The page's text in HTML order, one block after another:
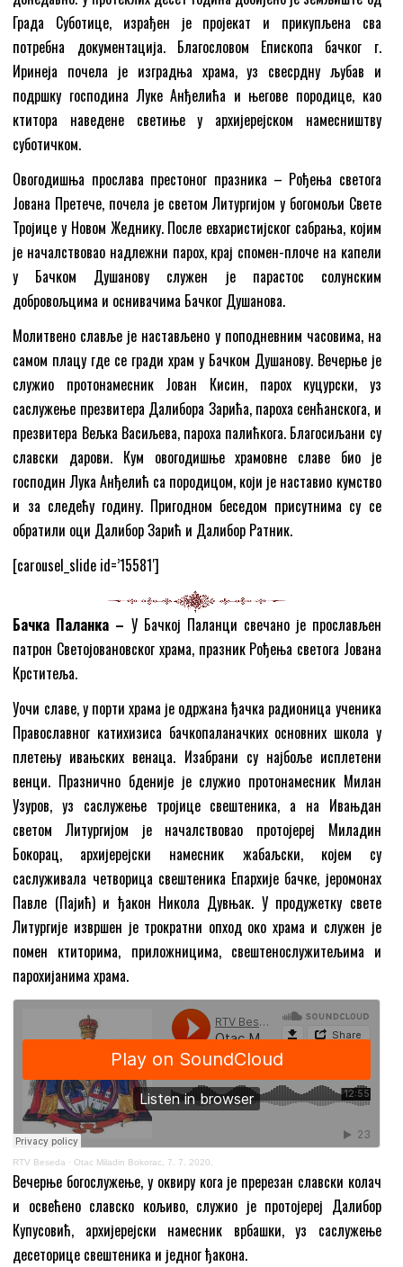
Града Суботице, израђен је пројекат и прикупљена сва
потребна документација. Благословом Епископа бачког г.
Иринеја почела је изградња храма, уз свесрдну љубав и
подршку господина Луке Анђелића и његове породице, као
ктитора наведене светиње у архијерејском намесништву
суботичком.
Овогодишња прослава престоног празника – Рођења светога
Јована Претече, почела је светом Литургијом у богомољи Свете
Тројице у Новом Жеднику. После евхаристијског сабрања, којим
је началствовао надлежни парох, крај спомен-плоче на капели
у Бачком Душанову служен је парастос солунским
добровољцима и оснивачима Бачког Душанова.
Молитвено славље је настављено у поподневним часовима, на
самом плацу где се гради храм у Бачком Душанову. Вечерње је
служио протонамесник Јован Кисин, парох куцурски, уз
саслужење презвитера Далибора Зарића, пароха сенћанскога, и
презвитера Вељка Васиљева, пароха палићкога. Благосиљани су
славски дарови. Кум овогодишње храмовне славе био је
господин Лука Анђелић са породицом, који је наставио кумство
и за следећу годину. Пригодном беседом присутнима су се
обратили оци Далибор Зарић и Далибор Ратник.
[carousel_slide id=’15581′]
Бачка Паланка – У Бачкој Паланци свечано је прослављен
патрон Светојовановског храма, празник Рођења светога Јована
Крститеља.
Уочи славе, у порти храма је одржана ђачка радионица ученика
Православног катихизиса бачкопаланачких основних школа у
плетењу ивањских венаца. Изабрани су најбоље исплетени
венци. Празнично бденије је служио протонамесник Милан
Узуров, уз саслужење тројице свештеника, а на Ивањдан
светом Литургијом је началствовао протојереј Миладин
Бокорац, архијерејски намесник жабаљски, којем су
саслуживала четворица свештеника Епархије бачке, јеромонах
Павле (Пајић) и ђакон Никола Дувњак. У продужетку свете
Литургије извршен је трократни опход око храма и служен је
помен ктиторима, приложницима, свештенослужитељима и
парохијанима храма.
RTV Beseda ·Otac Miladin Bokorac, 7. 7. 2020.
Вечерње богослужење, у оквиру кога је пререзан славски колач
и освећено славско кољиво, служио је протојереј Далибор
Купусовић, архијерејски намесник врбашки, уз саслужење
десеторице свештеника и једног ђакона.